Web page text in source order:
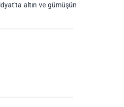
altın ve gümüşün